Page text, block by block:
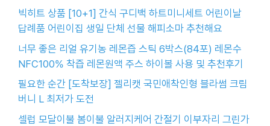
빅히트 상품 [10+1] 간식 구디백 하트미니세트 어린이날
답례품 어린이집 생일 단체 선물 해피소마 추천해요
너무 좋은 리얼 유기농 레몬즙 스틱 6박스(84포) 레몬수
NFC100% 착즙 레몬원액 주스 하이볼 사용 및 추천후기
필요한 순간 [도착보장] 젤리캣 국민애착인형 블라썸 크림
버니 L 최저가 도전
셀럽 모달이불 봄이불 알러지케어 간절기 이부자리 그린가